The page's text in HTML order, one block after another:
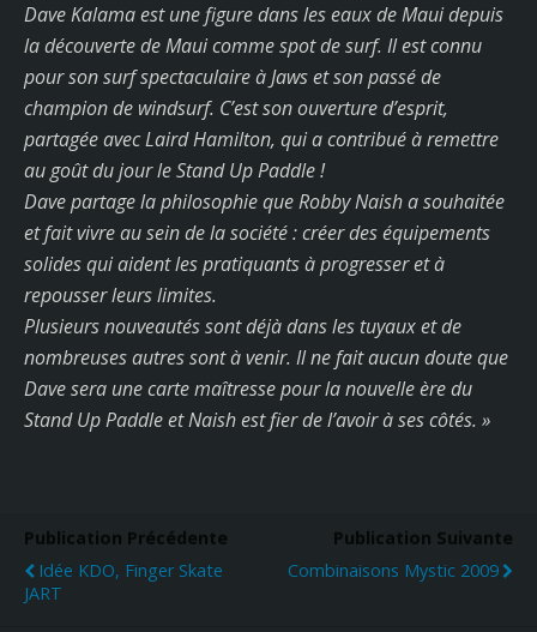
Dave Kalama est une figure dans les eaux de Maui depuis
la découverte de Maui comme spot de surf. Il est connu
pour son surf spectaculaire à Jaws et son passé de
champion de windsurf. C’est son ouverture d’esprit,
partagée avec Laird Hamilton, qui a contribué à remettre
au goût du jour le Stand Up Paddle !
Dave partage la philosophie que Robby Naish a souhaitée
et fait vivre au sein de la société : créer des équipements
solides qui aident les pratiquants à progresser et à
repousser leurs limites.
Plusieurs nouveautés sont déjà dans les tuyaux et de
nombreuses autres sont à venir. Il ne fait aucun doute que
Dave sera une carte maîtresse pour la nouvelle ère du
Stand Up Paddle et Naish est fier de l’avoir à ses côtés. »
Publication Précédente
Idée KDO, Finger Skate
JART
Publication Suivante
Combinaisons Mystic 2009